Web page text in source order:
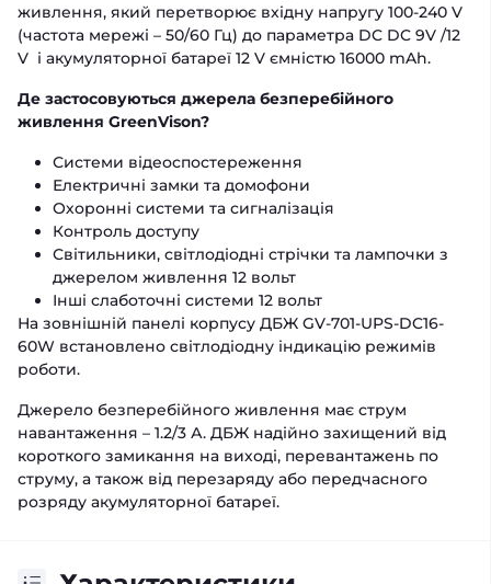
живлення, який перетворює вхідну напругу 100-240 V
(частота мережі – 50/60 Гц) до параметра DC DC 9V /12
V і акумуляторної батареї 12 V ємністю 16000 mAh.
Де застосовуються джерела безперебійного
живлення GreenVison?
Системи відеоспостереження
Електричні замки та домофони
Охоронні системи та сигналізація
Контроль доступу
Світильники, світлодіодні стрічки та лампочки з
джерелом живлення 12 вольт
Інші слаботочні системи 12 вольт
На зовнішній панелі корпусу ДБЖ GV-701-UPS-DC16-
60W встановлено світлодіодну індикацію режимів
роботи.
Джерело безперебійного живлення має струм
навантаження – 1.2/3 А. ДБЖ надійно захищений від
короткого замикання на виході, перевантажень по
струму, а також від перезаряду або передчасного
розряду акумуляторної батареї.